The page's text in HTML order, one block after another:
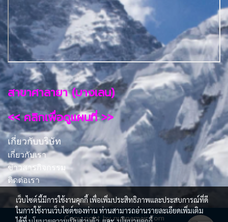
สาขาศาลายา (บางเลน)
<< คลิกเพื่อดูแผนที่ >>
เกี่ยวกับบริษัท
เกี่ยวกับเรา
ข่าวสารกิจกรรม
ติดต่อเรา
Copy right by nuanamair.com
เว็บไซต์นี้มีการใช้งานคุกกี้ เพื่อเพิ่มประสิทธิภาพและประสบการณ์ที่ดี
ในการใช้งานเว็บไซต์ของท่าน ท่านสามารถอ่านรายละเอียดเพิ่มเติม